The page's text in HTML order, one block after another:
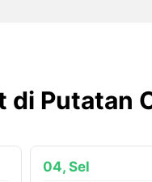
di Putatan
04, Sel